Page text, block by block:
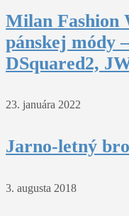
Milan Fashion
pánskej módy
DSquared2,
23. januára 2022
Jarno-letný
3. augusta 2018